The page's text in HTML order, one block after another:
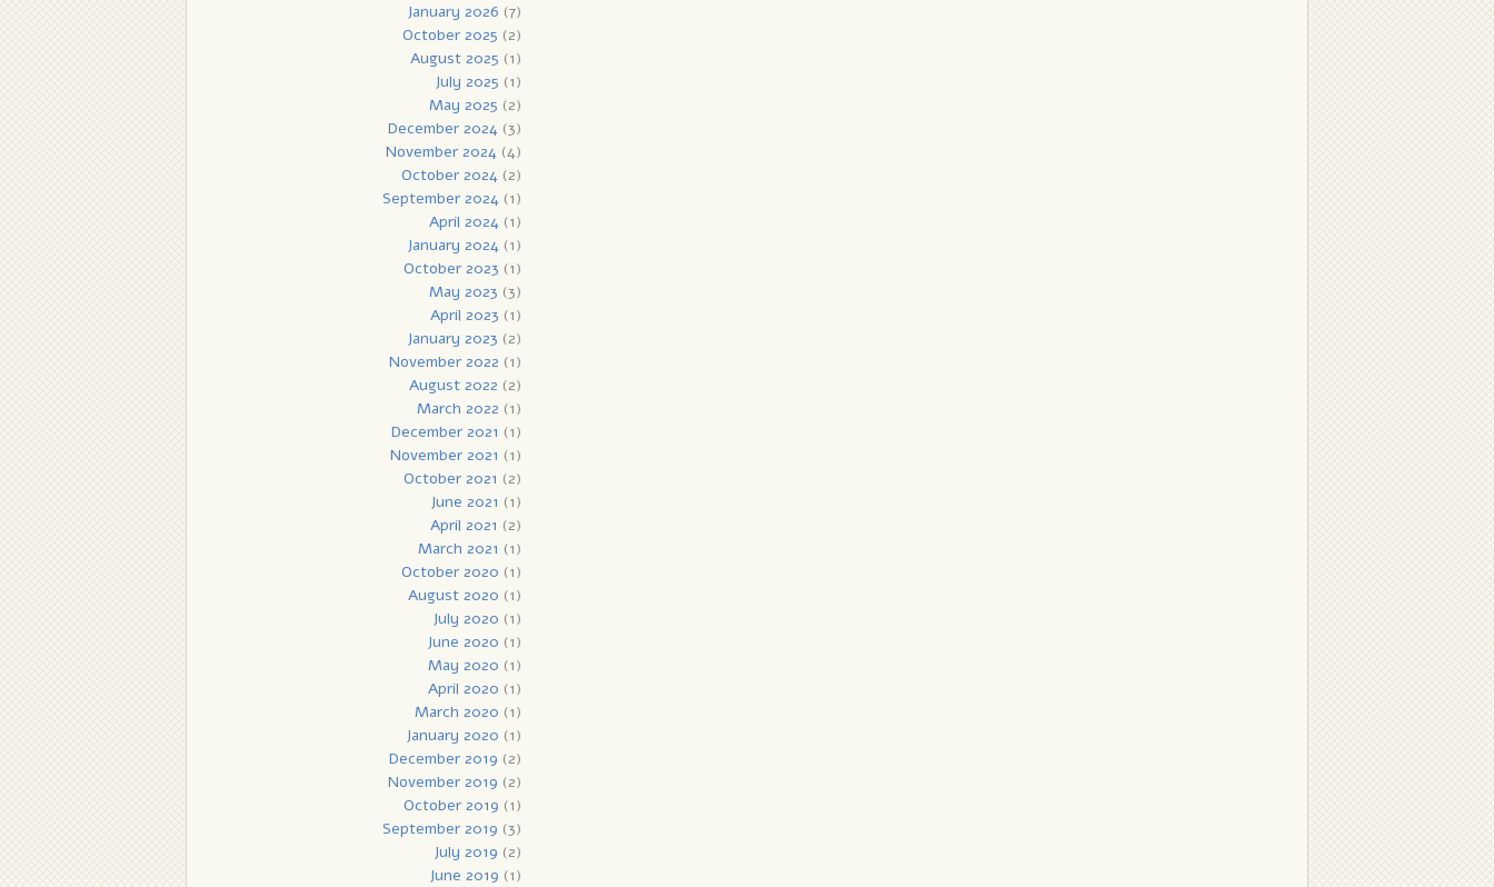
January 2026 (7)
October 2025 (2)
August 2025 (1)
July 2025 (1)
May 2025 (2)
December 2024(3)
November 2024(4)
October 2024(2)
September 2024(1)
April 2024(1)
January 2024(1)
October 2023 (1)
May 2023 (3)
April 2023 (1)
January 2023 (2)
November 2022 (1)
August 2022 (2)
March 2022 (1)
December 2021 (1)
November 2021 (1)
October 2021 (2)
June 2021 (1)
April 2021 (2)
March 2021 (1)
October 2020 (1)
August 2020 (1)
July 2020 (1)
June 2020 (1)
May 2020 (1)
April 2020 (1)
March 2020 (1)
January 2020 (1)
December 2019 (2)
November 2019 (2)
October 2019 (1)
September 2019 (3)
July 2019 (2)
June 2019 (1)